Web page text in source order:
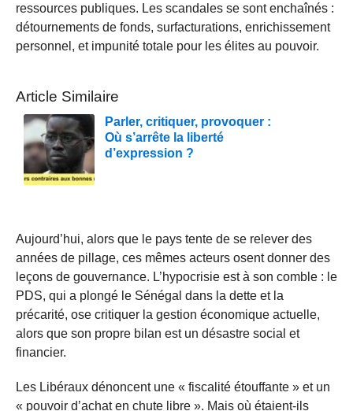
ressources publiques. Les scandales se sont enchaînés :
détournements de fonds, surfacturations, enrichissement
personnel, et impunité totale pour les élites au pouvoir.
Article Similaire
Parler, critiquer, provoquer :
Où s’arrête la liberté
d’expression ?
Aujourd’hui, alors que le pays tente de se relever des
années de pillage, ces mêmes acteurs osent donner des
leçons de gouvernance. L’hypocrisie est à son comble : le
PDS, qui a plongé le Sénégal dans la dette et la
précarité, ose critiquer la gestion économique actuelle,
alors que son propre bilan est un désastre social et
financier.
Les Libéraux dénoncent une « fiscalité étouffante » et un
« pouvoir d’achat en chute libre ». Mais où étaient-ils